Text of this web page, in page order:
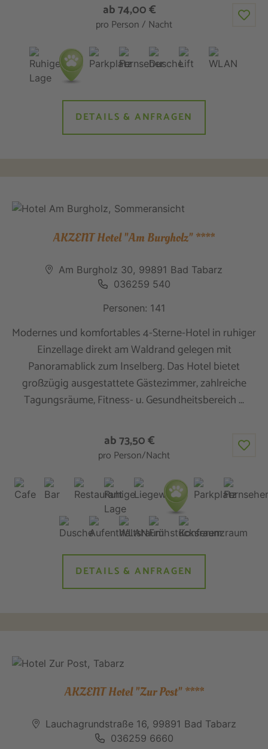
ab 74,00 €
pro Person / Nacht
DETAILS & ANFRAGEN
AKZENT Hotel "Am Burgholz" ****
Am Burgholz 30, 99891 Bad Tabarz
036259 540
Personen: 141
Modernes und komfortables 4-Sterne-Hotel in ruhiger
Einzellage direkt am Waldrand gelegen mit
Panoramablick zum Inselberg. Das Hotel bietet
großzügig ausgestattete Gästezimmer, zahlreiche
Tagungsräume, Fitness- u. Gesundheitsbereich ...
ab 73,50 €
pro Person/Nacht
DETAILS & ANFRAGEN
AKZENT Hotel "Zur Post" ****
Lauchagrundstraße 16, 99891 Bad Tabarz
036259 6660